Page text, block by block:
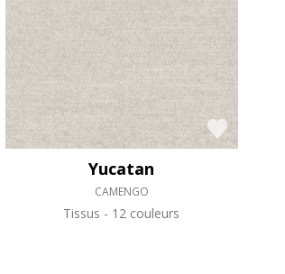
Yucatan
CAMENGO
Tissus 12 couleurs